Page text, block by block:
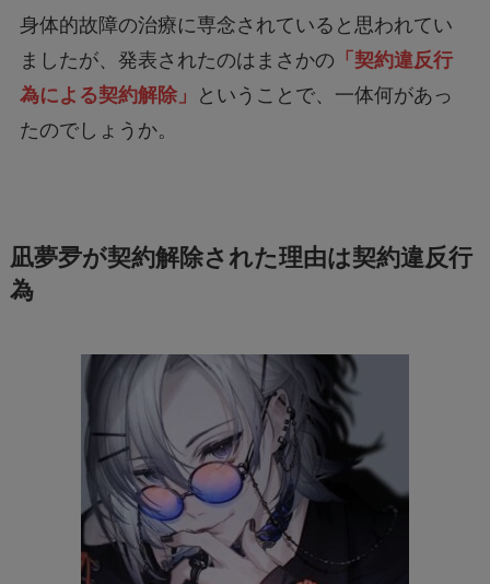
身体的故障の治療に専念されていると思われてい
ましたが、発表されたのはまさかの 「契約違反行
為による契約解除」
ということで、一体何があっ
たのでしょうか。
凪夢夛が契約解除された理由は契約違反行
為